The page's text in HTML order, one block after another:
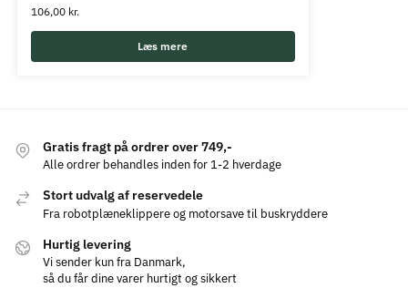
106,00 kr.
Læs mere
Gratis fragt på ordrer over 749,-
Alle ordrer behandles inden for 1-2 hverdage
Stort udvalg af reservedele
Fra robotplæneklippere og motorsave til buskryddere
Hurtig levering
Vi sender kun fra Danmark,
så du får dine varer hurtigt og sikkert